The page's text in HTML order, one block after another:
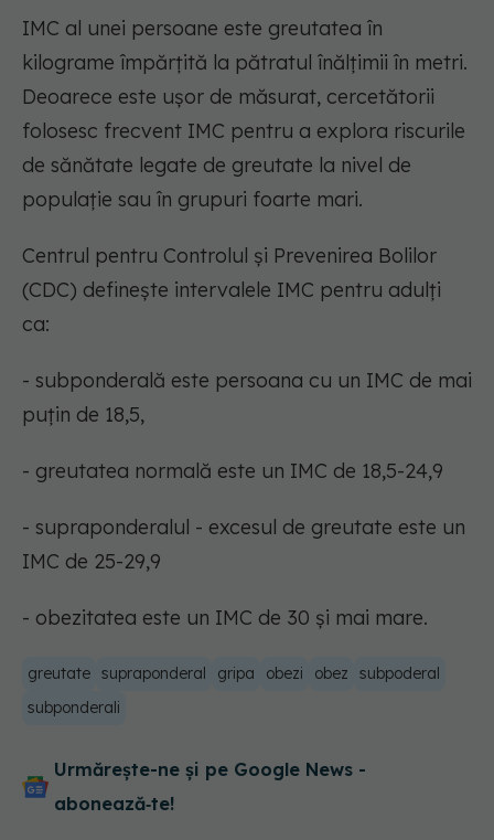
IMC al unei persoane este greutatea în
kilograme împărțită la pătratul înălțimii în metri.
Deoarece este ușor de măsurat, cercetătorii
folosesc frecvent IMC pentru a explora riscurile
de sănătate legate de greutate la nivel de
populație sau în grupuri foarte mari.
Centrul pentru Controlul și Prevenirea Bolilor
(CDC) definește intervalele IMC pentru adulți
ca:
- subponderală este persoana cu un IMC de mai
puțin de 18,5,
- greutatea normală este un IMC de 18,5-24,9
- supraponderalul - excesul de greutate este un
IMC de 25-29,9
- obezitatea este un IMC de 30 și mai mare.
greutate supraponderal gripa obezi obez
subpoderal
subponderali
Urmărește-ne și pe Google News -
abonează‑te!